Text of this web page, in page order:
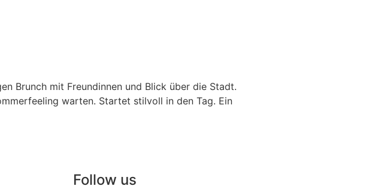
Brunch mit Freundinnen und Blick über die Stadt.
warten. Startet stilvoll in den Tag. Ein
Follow us